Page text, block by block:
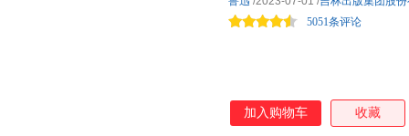
5051条评论
加入购物车 收藏